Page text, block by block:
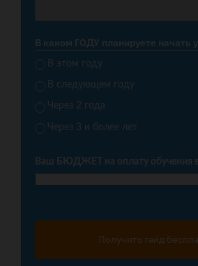
В каком ГОДУ планируете начать
В этом году
В следующем году
Через 2 года
Через 3 и более лет
Ваш БЮДЖЕТ на оплату обучения
Получить гайд